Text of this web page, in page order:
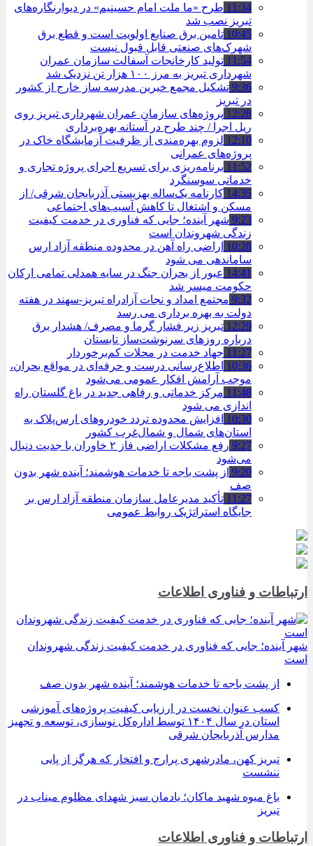
11:34 طرح «ما ملت امام حسینیم» در دیوارنگاره‌های
تبریز نصب شد
10:45 تامین برق صنایع اولویت است و قطع برق
شهرک‌های صنعتی قابل قبول نیست
11:54 تولید کارخانجات آسفالت سازمان عمران
شهرداری تبریز به مرز ۱۰۰ هزار تن نزدیک شد
9:36 تشکیل مجمع خیرین مدرسه ‌ساز خارج از کشور
در تبریز
12:28 پروژه‌های سازمان عمران شهرداری تبریز روی
ریل اجرا / چند طرح در آستانه بهره‌برداری
12:10 لزوم بهره‌مندی از ظرفیت آزمایشگاه خاک در
پروژه‌های عمرانی
11:52 برنامه‌ریزی برای تسریع اجرای پروژه تجاری و
خدماتی سوسنگرد
14:35 کارنامه یک‌ساله بهزیستی آذربایجان شرقی/ از
مسکن و اشتغال تا کاهش آسیب‌های اجتماعی
9:23 شهر آینده؛ جایی که فناوری در خدمت کیفیت
زندگی شهروندان است
10:28 اراضی راه آهن در محدوده منطقه آزاد ارس
ساماندهی می شود
14:41 عبور از بحران جنگ در سایه همدلی تمامی ارکان
حکومت میسر شد
9:32 مجتمع امداد و نجات آزادراه تبریز-سهند در هفته
دولت به بهره ‌برداری می‌ رسد
12:29 تبریز زیر فشار گرما و مصرف/ هشدار برق
درباره روزهای سرنوشت‌ساز تابستان
11:27 جهاد خدمت در محلات کم‌برخوردار
10:36 اطلاع‌رسانی درست و حرفه‌ای در مواقع بحران،
موجب آرامش افکار عمومی می‌شود
11:48 مرکز خدماتی و رفاهی جدید در باغ گلستان راه
اندازی می شود
10:30 افزایش محدوده تردد خودروهای ارس‌پلاک به
استان‌های شمال و شمال‌غرب کشور
9:27
رفع مشکلات اراضی فاز ۲ خاوران با جدیت دنبال
می‌شود
9:20 از پشت باجه تا خدمات هوشمند؛ آینده شهر بدون
صف
11:27 تأکید مدیرعامل سازمان منطقه آزاد ارس بر
جایگاه استراتژیک روابط عمومی
ارتباطات و فناوری اطلاعات
شهر آینده؛ جایی که فناوری در خدمت کیفیت زندگی شهروندان
است
از پشت باجه تا خدمات هوشمند؛ آینده شهر بدون صف
کسب عنوان نخست در ارزیابی کیفیت پروژه‌های آموزشی
استان در سال ۱۴۰۴ توسط اداره‌کل نوسازی، توسعه و تجهیز
مدارس آذربایجان شرقی
تبریز کهن، مادرشهری پرارج و افتخار که هرگز از پایی
ننشست
باغ میوه شهید ماکان؛ یادمان سبز شهدای مظلوم میناب در
تبریز
ارتباطات و فناوری اطلاعات